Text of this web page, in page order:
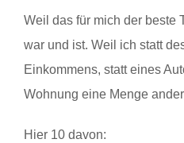
Weil das für mich der beste
war und ist. Weil ich statt
Einkommens, statt eines
Wohnung eine Menge
Hier 10 davon: